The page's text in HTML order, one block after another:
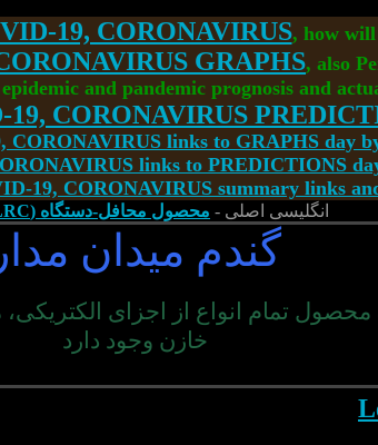
19, CORONAVIRUS, how
GRAPHS, also
and pandemic prognosis and
19, CORONAVIRUS
CORONAVIRUS links to GRAPHS day
links to PREDICTIONS
19, CORONAVIRUS summary links
انگلیسی اصلی - محصول محافل-دستگاه (LRC)
گندم میدان مدار
محصول تمام انواع از اجزای الکتریکی،
خازن وجود دارد